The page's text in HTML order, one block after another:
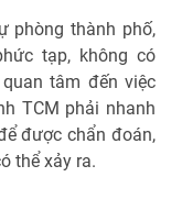
phòng thành phố,
tạp, không có
tâm đến việc
TCM phải nhanh
được chẩn đoán,
thể xảy ra.